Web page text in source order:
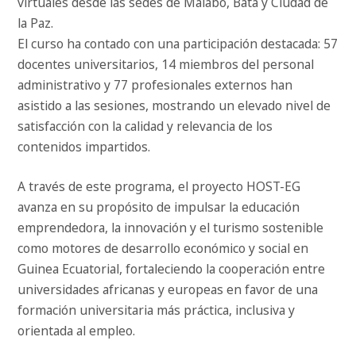
la Paz.
El curso ha contado con una participación destacada: 57
docentes universitarios, 14 miembros del personal
administrativo y 77 profesionales externos han
asistido a las sesiones, mostrando un elevado nivel de
satisfacción con la calidad y relevancia de los
contenidos impartidos.
A través de este programa, el proyecto HOST-EG
avanza en su propósito de impulsar la educación
emprendedora, la innovación y el turismo sostenible
como motores de desarrollo económico y social en
Guinea Ecuatorial, fortaleciendo la cooperación entre
universidades africanas y europeas en favor de una
formación universitaria más práctica, inclusiva y
orientada al empleo.